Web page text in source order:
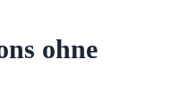
ohne